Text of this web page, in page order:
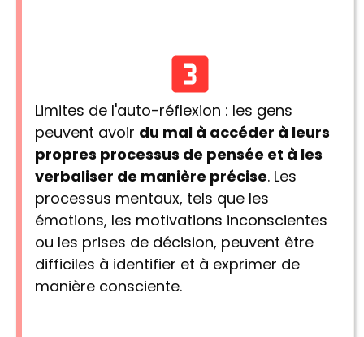
Limites de l'auto-réflexion : les gens
peuvent avoir du mal à accéder à leurs
propres processus de pensée et à les
verbaliser de manière précise. Les
processus mentaux, tels que les
émotions, les motivations inconscientes
ou les prises de décision, peuvent être
difficiles à identifier et à exprimer de
manière consciente.